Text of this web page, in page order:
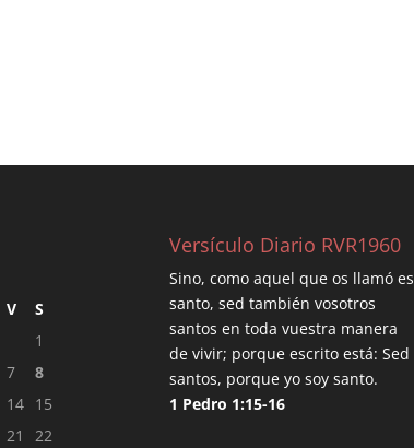
V
S
1
7
8
14 15
21
22
Versículo Diario RVR1960
Sino, como aquel que os llamó es
santo, sed también vosotros
santos en toda vuestra manera
de vivir; porque escrito está: Sed
santos, porque yo soy santo.
1 Pedro 1:15-16